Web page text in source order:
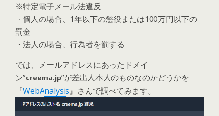
※特定電子メール法違反
・個人の場合、1年以下の懲役または100万円以下の
罰金
・法人の場合、行為者を罰する
では、メールアドレスにあったドメイ
ン”creema.jp”が差出人本人のものなのかどうかを
『WebAnalysis』さんで調べてみます。